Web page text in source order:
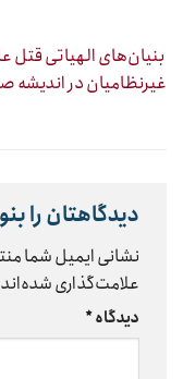
بنیان‌های الهیاتی قتل
غیرنظامیان در اندیشه
دیدگاهتان را
نشانی ایمیل شما
علامت‌گذاری شده‌اند
دیدگاه*